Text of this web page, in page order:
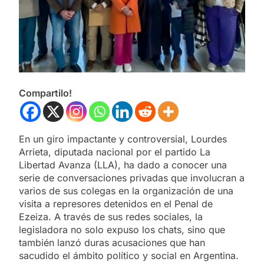
Compartilo!
En un giro impactante y controversial, Lourdes
Arrieta, diputada nacional por el partido La
Libertad Avanza (LLA), ha dado a conocer una
serie de conversaciones privadas que involucran a
varios de sus colegas en la organización de una
visita a represores detenidos en el Penal de
Ezeiza. A través de sus redes sociales, la
legisladora no solo expuso los chats, sino que
también lanzó duras acusaciones que han
sacudido el ámbito político y social en Argentina.